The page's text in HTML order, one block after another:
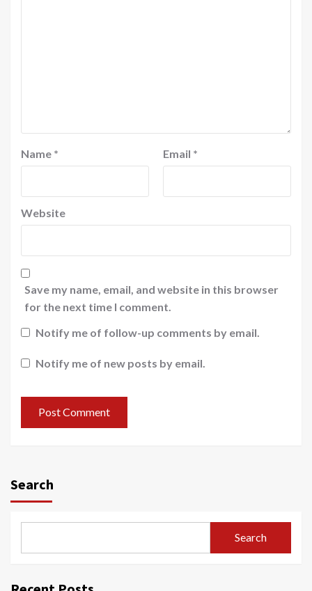
Name * Email *
Website
Save my name, email, and website in this browser
for the next time I comment.
Notify me of follow-up comments by email.
Notify me of new posts by email.
Search
Search